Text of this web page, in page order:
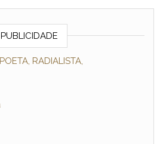
PUBLICIDADE